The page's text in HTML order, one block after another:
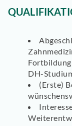
Fortbildung
DH-
(Erste)